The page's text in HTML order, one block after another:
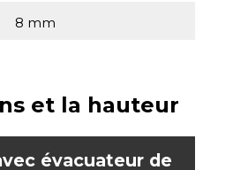
8 mm
et la hauteur
évacuateur de